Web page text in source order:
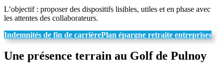
L’objectif : proposer des dispositifs lisibles, utiles et en phase avec
les attentes des collaborateurs.
Indemnités de fin de carrièrePlan épargne retraite entreprises
Une présence terrain au Golf de Pulnoy